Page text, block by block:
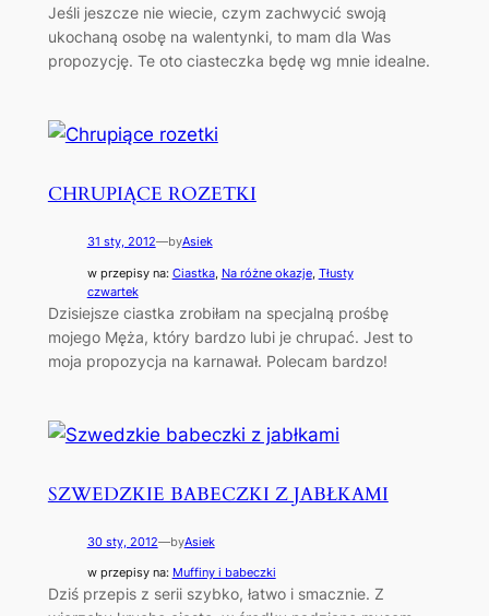
Jeśli jeszcze nie wiecie, czym zachwycić swoją
ukochaną osobę na walentynki, to mam dla Was
propozycję. Te oto ciasteczka będę wg mnie idealne.
CHRUPIĄCE ROZETKI
31 sty, 2012—byAsiek
w przepisy na: Ciastka, Na różne okazje, Tłusty
czwartek
Dzisiejsze ciastka zrobiłam na specjalną prośbę
mojego Męża, który bardzo lubi je chrupać. Jest to
moja propozycja na karnawał. Polecam bardzo!
SZWEDZKIE BABECZKI Z JABŁKAMI
30 sty, 2012—byAsiek
w przepisy na: Muffiny i babeczki
Dziś przepis z serii szybko, łatwo i smacznie. Z